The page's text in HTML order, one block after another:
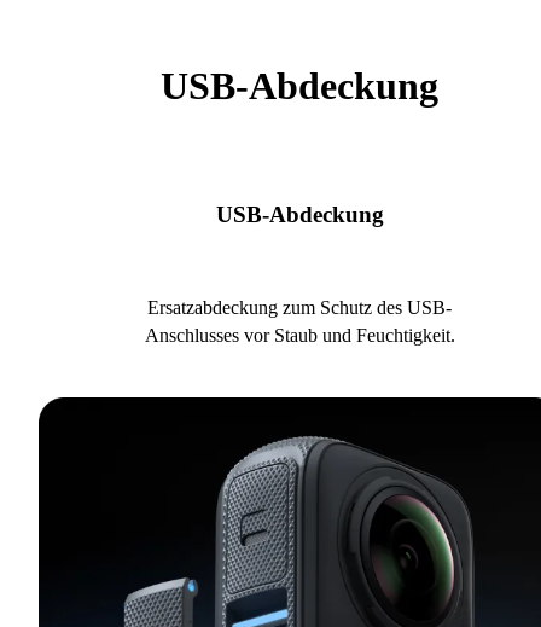
USB-Abdeckung
USB-Abdeckung
Ersatzabdeckung zum Schutz des USB-
Anschlusses vor Staub und Feuchtigkeit.